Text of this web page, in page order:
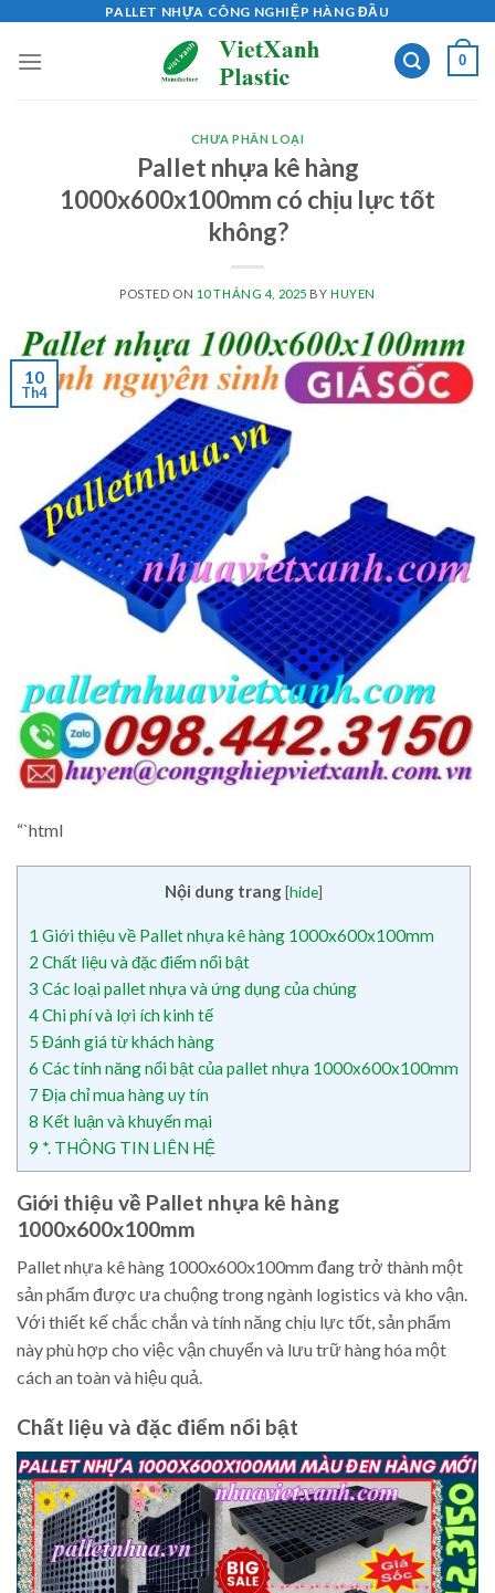
content
PALLET NHỰA CÔNG NGHIỆP HÀNG ĐẦU
0
CHƯA PHÂN LOẠI
Pallet nhựa kê hàng
1000x600x100mm có chịu lực tốt
không?
POSTED ON 10 THÁNG 4, 2025 BY HUYEN
10
Th4
“`html
Nội dung trang[hide]
1 Giới thiệu về Pallet nhựa kê hàng 1000x600x100mm
2 Chất liệu và đặc điểm nổi bật
3 Các loại pallet nhựa và ứng dụng của chúng
4Chi phí và lợi ích kinh tế
5 Đánh giá từ khách hàng
6 Các tính năng nổi bật của pallet nhựa 1000x600x100mm
7 Địa chỉ mua hàng uy tín
8 Kết luận và khuyến mại
9 *. THÔNG TIN LIÊN HỆ
Giới thiệu về Pallet nhựa kê hàng
1000x600x100mm
Pallet nhựa kê hàng 1000x600x100mm đang trở thành một
sản phẩm được ưa chuộng trong ngành logistics và kho vận.
Với thiết kế chắc chắn và tính năng chịu lực tốt, sản phẩm
này phù hợp cho việc vận chuyển và lưu trữ hàng hóa một
cách an toàn và hiệu quả.
Chất liệu và đặc điểm nổi bật